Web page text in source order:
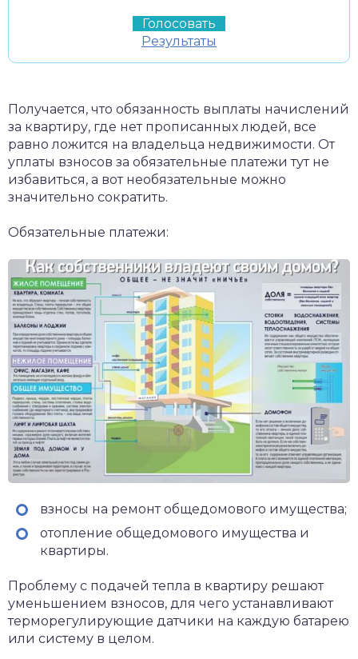
Результаты
Получается, что обязанность выплаты начислений
за квартиру, где нет прописанных людей, все
равно ложится на владельца недвижимости. От
уплаты взносов за обязательные платежи тут не
избавиться, а вот необязательные можно
значительно сократить.
Обязательные платежи:
взносы на ремонт общедомового имущества;
отопление общедомового имущества и
квартиры.
Проблему с подачей тепла в квартиру решают
уменьшением взносов, для чего устанавливают
терморегулирующие датчики на каждую батарею
или систему в целом.